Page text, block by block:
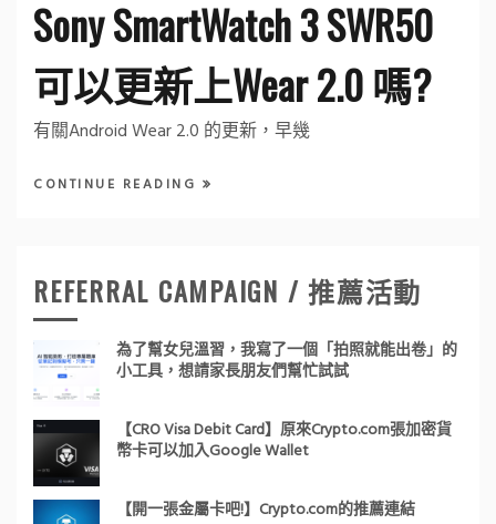
Sony SmartWatch 3 SWR50
可以更新上Wear 2.0 嗎?
有關Android Wear 2.0 的更新，早幾
CONTINUE READING
REFERRAL CAMPAIGN / 推薦活動
為了幫女兒溫習，我寫了一個「拍照就能出卷」的
小工具，想請家長朋友們幫忙試試
【CRO Visa Debit Card】原來Crypto.com張加密貨
幣卡可以加入Google Wallet
【開一張金屬卡吧!】Crypto.com的推薦連結